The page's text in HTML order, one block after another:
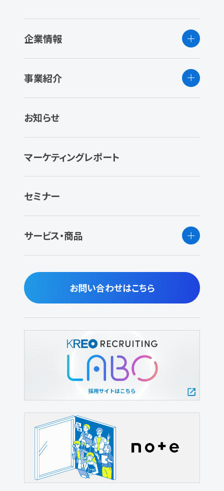
企業情報
事業紹介
お知らせ
マーケティングレポート
セミナー
サービス・商品
お問い合わせはこちら